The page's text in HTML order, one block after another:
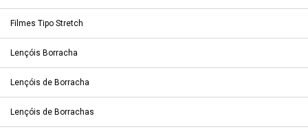
Filmes Tipo Stretch
Lençóis Borracha
Lençóis de Borracha
Lençóis de Borrachas